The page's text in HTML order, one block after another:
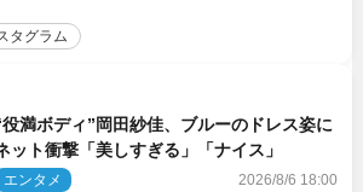
タグラム
役満ボディ”岡田紗佳、ブルーのドレス姿に
ット衝撃「美しすぎる」「ナイス」
エンタメ 2026/8/6 18:00